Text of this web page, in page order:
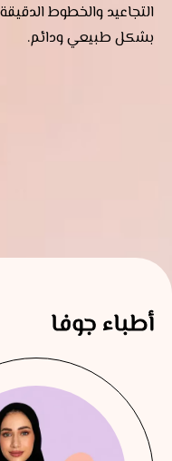
التجاعيد والخطوط
بشكل طبيعي ودائم.
أطباء جوفا